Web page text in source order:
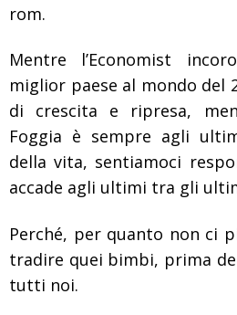
rom.
Mentre l’Economist
miglior paese al mondo del
di crescita e ripresa,
Foggia è sempre agli
della vita, sentiamoci
accade agli ultimi tra gli
Perché, per quanto non ci
tradire quei bimbi, prima
tutti noi.